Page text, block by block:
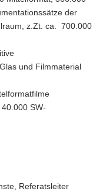
der
z.Zt. ca. 700.000
und Filmmaterial
SW-
Referatsleiter